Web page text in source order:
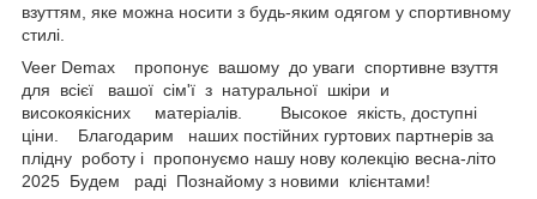
взуттям, яке можна носити з будь-яким одягом у спортивному
стилі.
Veer Demax пропонує вашому до уваги спортивне взуття
для всієї вашої сім'ї з натуральної шкіри и
високоякісних матеріалів. Высокое якість, доступні
ціни. Благодарим наших постійних гуртових партнерів за
плідну роботу і пропонуємо нашу нову колекцію весна-літо
2025 Будем раді Познайому з новими клієнтами!